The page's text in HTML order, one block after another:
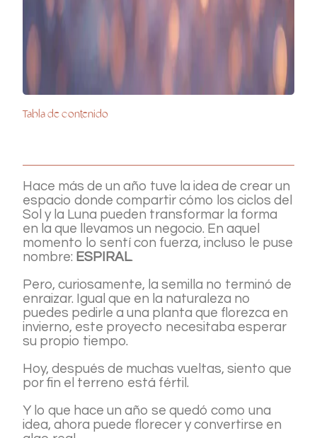
Tabla de contenido
Hace más de un año tuve la idea de crear un
espacio donde compartir cómo los ciclos del
Sol y la Luna pueden transformar la forma
en la que llevamos un negocio. En aquel
momento lo sentí con fuerza, incluso le puse
nombre: ESPIRAL.
Pero, curiosamente, la semilla no terminó de
enraizar. Igual que en la naturaleza no
puedes pedirle a una planta que florezca en
invierno, este proyecto necesitaba esperar
su propio tiempo.
Hoy, después de muchas vueltas, siento que
por fin el terreno está fértil.
Y lo que hace un año se quedó como una
idea, ahora puede florecer y convertirse en